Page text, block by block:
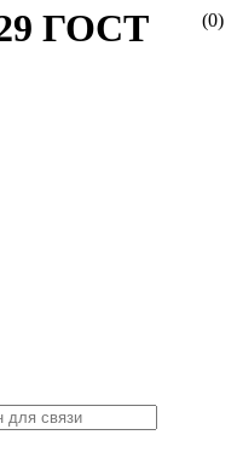
(0)
ГОСТ